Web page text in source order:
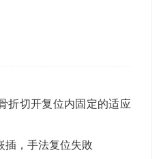
折切开复位内固定的适应
插，手法复位失敗